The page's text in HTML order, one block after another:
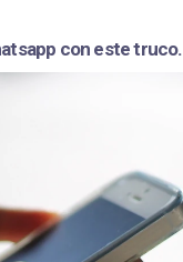
con este truco.